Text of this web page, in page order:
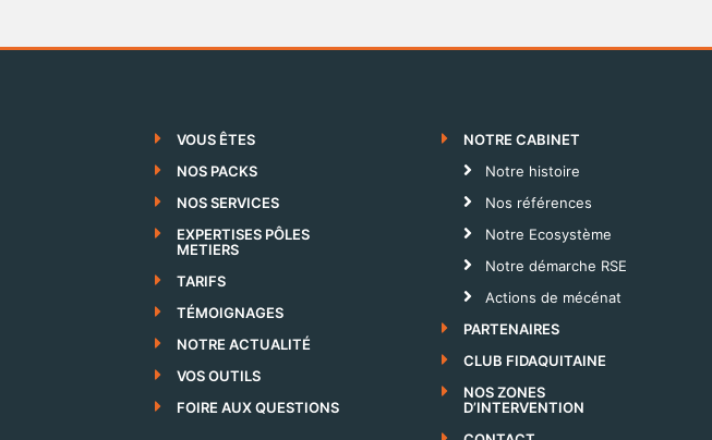
VOUS ÊTES
NOS PACKS
NOS SERVICES
EXPERTISES PÔLES
METIERS
TARIFS
TÉMOIGNAGES
NOTRE ACTUALITÉ
VOS OUTILS
FOIRE AUX QUESTIONS
NOTRE CABINET
Notre histoire
Nos références
Notre Ecosystème
Notre démarche RSE
Actions de mécénat
PARTENAIRES
CLUB FIDAQUITAINE
NOS ZONES
D’INTERVENTION